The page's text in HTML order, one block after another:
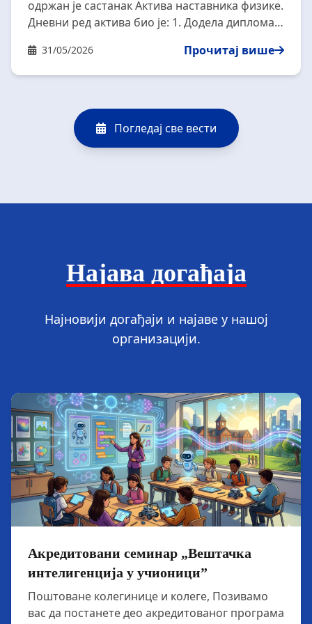
одржан је састанак Актива наставника физике.
Дневни ред актива био је: 1. Додела диплома и
2025/2026 годину. 2. Разно Активу је
присуствовало 12 наставника физике.
31/05/2026 Прочитај више
Погледај све вести
Најава догађаја
Најновији догађаји и најаве у нашој
организацији.
Акредитовани семинар „Вештачка
интелигенција у учионици”
Поштоване колегинице и колеге, Позивамо
вас да постанете део акредитованог програма